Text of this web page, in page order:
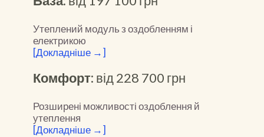
Утеплений модуль з оздобленням і
електрикою
[Докладніше →]
Комфорт: від 228 700 грн
Розширені можливості оздоблення й
утеплення
[Докладніше →]